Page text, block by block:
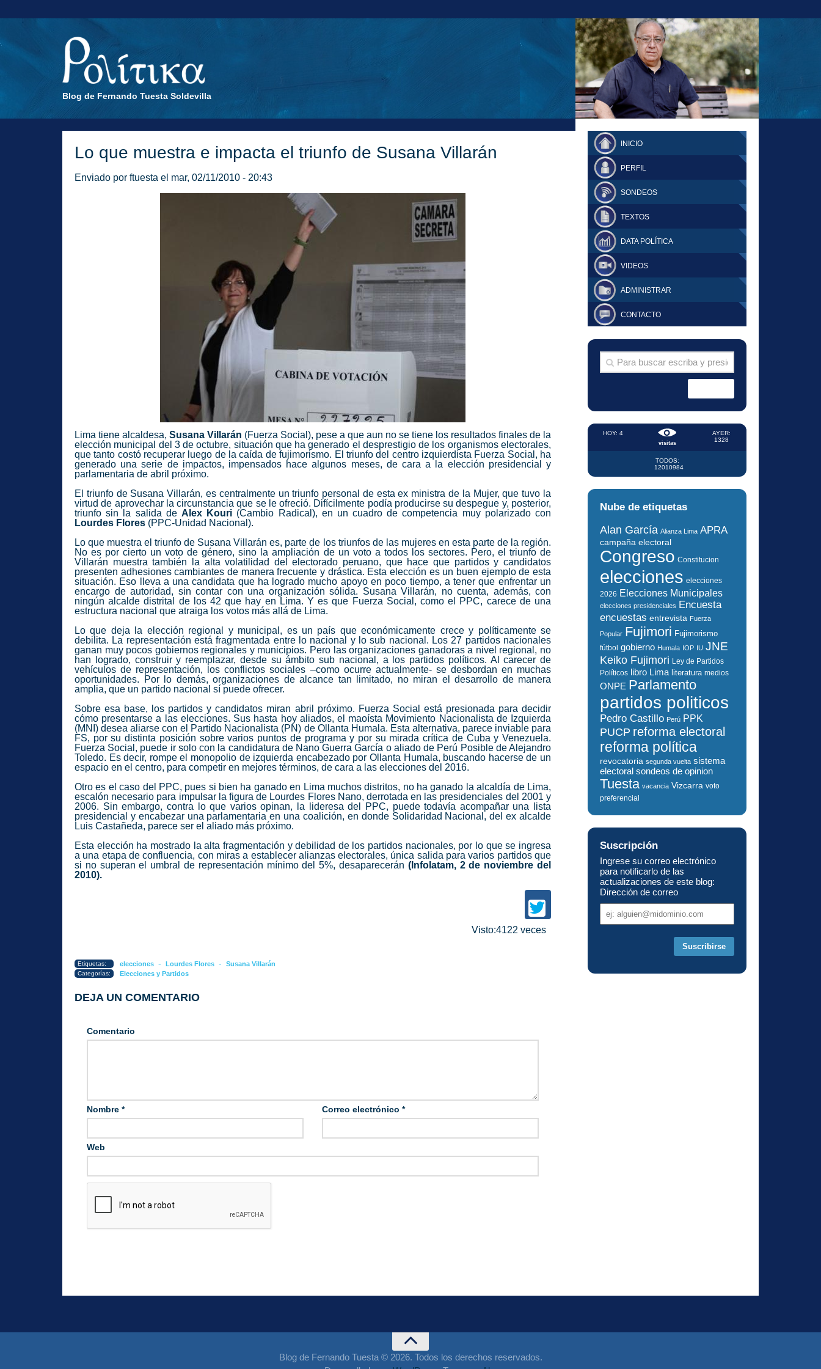
Blog de Fernando Tuesta Soldevilla
FERNANDO TUESTA SUPLEMENTO
DOMINGO
Lo que muestra e impacta el triunfo de Susana Villarán
Enviado por ftuesta el mar, 02/11/2010 - 20:43
Lima tiene alcaldesa, Susana Villarán (Fuerza Social), pese a que aun no se tiene los resultados finales de la
elección municipal del 3 de octubre, situación que ha generado el desprestigio de los organismos electorales,
que tanto costó recuperar luego de la caída de fujimorismo. El triunfo del centro izquierdista Fuerza Social, ha
generado una serie de impactos, impensados hace algunos meses, de cara a la elección presidencial y
parlamentaria de abril próximo.
El triunfo de Susana Villarán, es centralmente un triunfo personal de esta ex ministra de la Mujer, que tuvo la
virtud de aprovechar la circunstancia que se le ofreció. Difícilmente podía producirse su despegue y, posterior,
triunfo sin la salida de Alex Kouri (Cambio Radical), en un cuadro de competencia muy polarizado con
Lourdes Flores (PPC-Unidad Nacional).
Lo que muestra el triunfo de Susana Villarán es, parte de los triunfos de las mujeres en esta parte de la región.
No es por cierto un voto de género, sino la ampliación de un voto a todos los sectores. Pero, el triunfo de
Villarán muestra también la alta volatilidad del electorado peruano, que hace que partidos y candidatos
presenten adhesiones cambiantes de manera frecuente y drástica. Esta elección es un buen ejemplo de esta
situación. Eso lleva a una candidata que ha logrado mucho apoyo en poco tiempo, a tener que enfrentar un
encargo de autoridad, sin contar con una organización sólida. Susana Villarán, no cuenta, además, con
ningún alcalde distrital de los 42 que hay en Lima. Y es que Fuerza Social, como el PPC, carece de una
estructura nacional que atraiga los votos más allá de Lima.
Lo que deja la elección regional y municipal, es un país que económicamente crece y políticamente se
debilita. La representación está fragmentada entre lo nacional y lo sub nacional. Los 27 partidos nacionales
ganan muy pocos gobiernos regionales y municipios. Pero las organizaciones ganadoras a nivel regional, no
han logrado, construir y reemplazar, desde su ámbito sub nacional, a los partidos políticos. Al carecer de
vehículos de representación, los conflictos sociales –como ocurre actualmente- se desbordan en muchas
oportunidades. Por lo demás, organizaciones de alcance tan limitado, no miran el desarrollo de manera
amplia, que un partido nacional sí puede ofrecer.
Sobre esa base, los partidos y candidatos miran abril próximo. Fuerza Social está presionada para decidir
cómo presentarse a las elecciones. Sus hasta hoy aliados, el maoísta Movimiento Nacionalista de Izquierda
(MNI) desea aliarse con el Partido Nacionalista (PN) de Ollanta Humala. Esta alternativa, parece inviable para
FS, por su distinta posición sobre varios puntos de programa y por su mirada crítica de Cuba y Venezuela.
Fuerza Social, puede ir solo con la candidatura de Nano Guerra García o aliado de Perú Posible de Alejandro
Toledo. Es decir, rompe el monopolio de izquierda encabezado por Ollanta Humala, buscando hacerse de un
espacio en el centro, para competir en mejores términos, de cara a las elecciones del 2016.
Otro es el caso del PPC, pues si bien ha ganado en Lima muchos distritos, no ha ganado la alcaldía de Lima,
escalón necesario para impulsar la figura de Lourdes Flores Nano, derrotada en las presidenciales del 2001 y
2006. Sin embargo, contra lo que varios opinan, la lideresa del PPC, puede todavía acompañar una lista
presidencial y encabezar una parlamentaria en una coalición, en donde Solidaridad Nacional, del ex alcalde
Luis Castañeda, parece ser el aliado más próximo.
Esta elección ha mostrado la alta fragmentación y debilidad de los partidos nacionales, por lo que se ingresa
a una etapa de confluencia, con miras a establecer alianzas electorales, única salida para varios partidos que
si no superan el umbral de representación mínimo del 5%, desaparecerán (Infolatam, 2 de noviembre del
2010).
Visto:4122 veces
Etiquetas: elecciones - Lourdes Flores - Susana Villarán
Categorías: Elecciones y Partidos
DEJA UN COMENTARIO
Comentario
Nombre * Correo electrónico *
Web
INICIO
PERFIL
SONDEOS
TEXTOS
DATA POLÍTICA
VIDEOS
ADMINISTRAR
CONTACTO
visitas
HOY: 4
AYER:
1328
TODOS:
12010984
Nube de etiquetas
Alan García Alianza Lima APRA
campaña electoral
Congreso Constitucion
elecciones elecciones
2026 Elecciones Municipales
elecciones presidenciales Encuesta
encuestas entrevista Fuerza
Popular Fujimori Fujimorismo
fútbol gobierno Humala IOP IU JNE
Keiko Fujimori Ley de Partidos
Políticos libro Lima literatura medios
ONPE Parlamento
partidos politicos
Pedro Castillo Perú PPK
PUCP reforma electoral
reforma política
revocatoria segunda vuelta sistema
electoral sondeos de opinion
Tuesta vacancia Vizcarra voto
preferencial
Suscripción
Ingrese su correo electrónico
para notificarlo de las
actualizaciones de este blog:
Dirección de correo
de
Blog de Fernando Tuesta © 2026. Todos los derechos reservados.